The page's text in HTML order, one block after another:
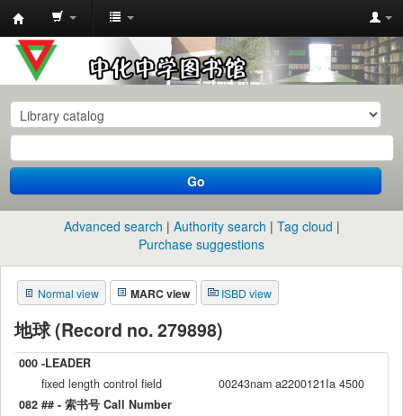
中
化
中
学
图
书
馆
目
录
Go
Advanced search Authority search
Tag cloud
Purchase suggestions
Normal view MARC view ISBD view
地球 (Record no. 279898)
000 -LEADER
fixed length control field
00243nam a2200121Ia 4500
082 ## - 索书号 Call Number